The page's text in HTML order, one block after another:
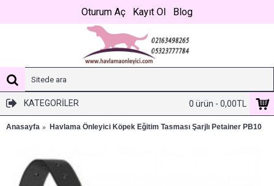
Oturum Aç Kayıt Ol Blog
0 ürün - 0,00TL
KATEGORILER
Anasayfa Havlama Önleyici Köpek Eğitim Tasması Şarjlı Petainer PB10